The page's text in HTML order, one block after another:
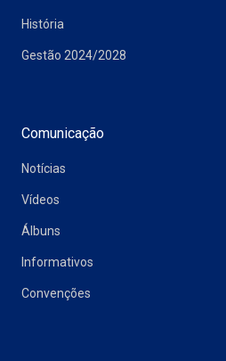
História
Gestão 2024/2028
Comunicação
Notícias
Vídeos
Álbuns
Informativos
Convenções